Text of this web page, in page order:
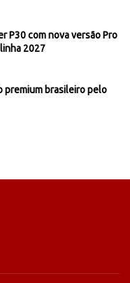
P30 com nova versão Pro
2027
premium brasileiro pelo